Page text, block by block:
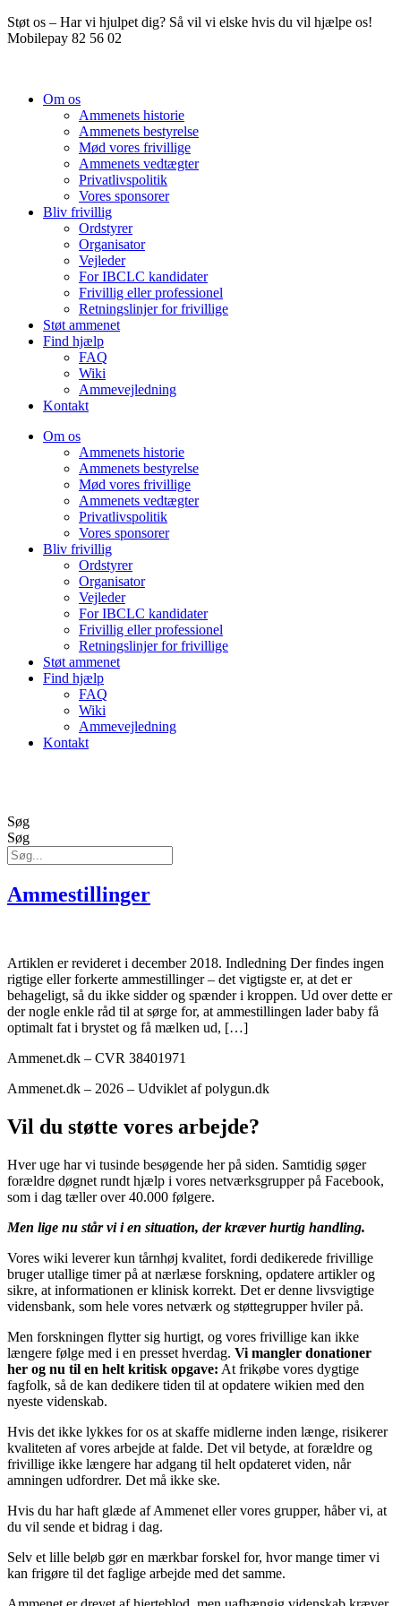
Videre
til
Støt os – Har vi hjulpet dig? Så vil vi elske hvis du vil hjælpe os!
Mobilepay 82 56 02
Om os
Ammenets historie
Ammenets bestyrelse
Mød vores frivillige
Ammenets vedtægter
Privatlivspolitik
Vores sponsorer
Bliv frivillig
Ordstyrer
Organisator
Vejleder
For IBCLC kandidater
Frivillig eller professionel
Retningslinjer for frivillige
Støt ammenet
Find hjælp
FAQ
Wiki
Ammevejledning
Kontakt
Om os
Ammenets historie
Ammenets bestyrelse
Mød vores frivillige
Ammenets vedtægter
Privatlivspolitik
Vores sponsorer
Bliv frivillig
Ordstyrer
Organisator
Vejleder
For IBCLC kandidater
Frivillig eller professionel
Retningslinjer for frivillige
Støt ammenet
Find hjælp
FAQ
Wiki
Ammevejledning
Kontakt
Søg
Søg
Ammestillinger
Artiklen er revideret i december 2018. Indledning Der findes ingen
rigtige eller forkerte ammestillinger – det vigtigste er, at det er
behageligt, så du ikke sidder og spænder i kroppen. Ud over dette er
der nogle enkle råd til at sørge for, at ammestillingen lader baby få
optimalt fat i brystet og få mælken ud, […]
Ammenet.dk – CVR 38401971
Ammenet.dk – 2026 – Udviklet af polygun.dk
Vil du støtte vores arbejde?
Hver uge har vi tusinde besøgende her på siden. Samtidig søger
forældre døgnet rundt hjælp i vores netværksgrupper på Facebook,
som i dag tæller over 40.000 følgere.
Men lige nu står vi i en situation, der kræver hurtig handling.
Vores wiki leverer kun tårnhøj kvalitet, fordi dedikerede frivillige
bruger utallige timer på at nærlæse forskning, opdatere artikler og
sikre, at informationen er klinisk korrekt. Det er denne livsvigtige
vidensbank, som hele vores netværk og støttegrupper hviler på.
Men forskningen flytter sig hurtigt, og vores frivillige kan ikke
længere følge med i en presset hverdag. Vi mangler donationer
her og nu til en helt kritisk opgave: At frikøbe vores dygtige
fagfolk, så de kan dedikere tiden til at opdatere wikien med den
nyeste videnskab.
Hvis det ikke lykkes for os at skaffe midlerne inden længe, risikerer
kvaliteten af vores arbejde at falde. Det vil betyde, at forældre og
frivillige ikke længere har adgang til helt opdateret viden, når
amningen udfordrer. Det må ikke ske.
Hvis du har haft glæde af Ammenet eller vores grupper, håber vi, at
du vil sende et bidrag i dag.
Selv et lille beløb gør en mærkbar forskel for, hvor mange timer vi
kan frigøre til det faglige arbejde med det samme.